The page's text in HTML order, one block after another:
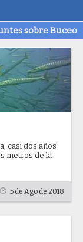
sobre Buceo
casi dos años
metros de la
5 de Ago de 2018